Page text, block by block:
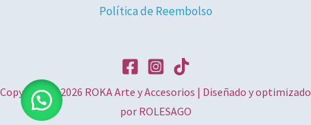
Política de Reembolso
Copyright © 2026 ROKA Arte y Accesorios | Diseñado y optimizado
por ROLESAGO